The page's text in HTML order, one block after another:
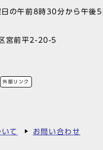
日の午前8時30分から午後
宮前平2-20-5
外部リンク
て お問い合わせ